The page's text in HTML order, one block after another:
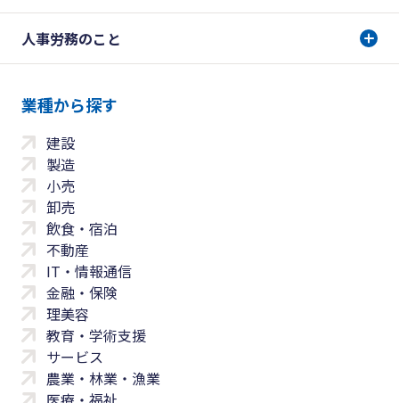
人事労務のこと
業種から探す
建設
製造
小売
卸売
飲食・宿泊
不動産
IT・情報通信
金融・保険
理美容
教育・学術支援
サービス
農業・林業・漁業